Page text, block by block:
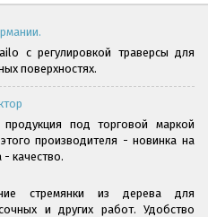
с регулировкой траверсы для
поверхностях.
под торговой маркой
производителя - новинка на
- качество.
стремянки из дерева для
и других работ. Удобство